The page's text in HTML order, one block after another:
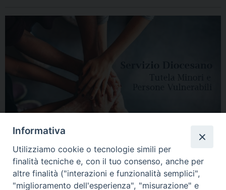
Informativa
Utilizziamo cookie o tecnologie simili per
finalità tecniche e, con il tuo consenso, anche per
altre finalità ("interazioni e funzionalità semplici",
"miglioramento dell'esperienza", "misurazione" e